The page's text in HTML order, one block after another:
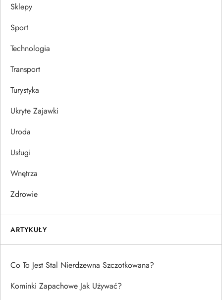
Sklepy
Sport
Technologia
Transport
Turystyka
Ukryte Zajawki
Uroda
Usługi
Wnętrza
Zdrowie
ARTYKUŁY
Co To Jest Stal Nierdzewna Szczotkowana?
Kominki Zapachowe Jak Używać?